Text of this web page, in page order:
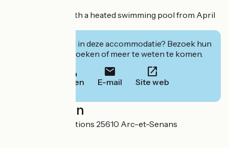
Small campsite with a heated swimming pool from April
Geïnteresseerd in deze accommodatie? Bezoek hun
website om te boeken of meer te weten te komen.
Bellen E-mail Site web
Localisation
32 rue des Graduations 25610 Arc-et-Senans